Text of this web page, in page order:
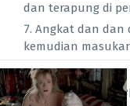
dan terapung di
Angkat dan dan
kemudian
Itu dia beberapa